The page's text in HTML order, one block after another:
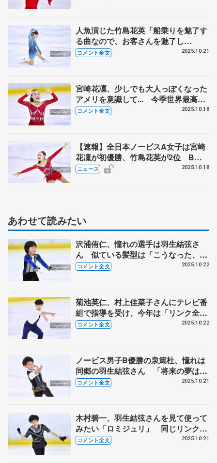
人魚演じた竹島花英「船乗りを魅了す
る曲なので、お客さんを魅了し
て…」 全日本ジュニアでは完璧な演
コメント全文 2025.10.21
宮崎花凜、少しでも大人っぽくなった
アメリを意識して... 今季世界最高得
点の先輩中井亜美に「自分も続くぞっ
コメント全文 2025.10.18
【速報】全日本ノービスA女子は宮崎
花凜が初優勝、竹島花英が2位 B女
子は近藤尚生が初V、アイスダンスは
ニュース 2025.10.18
あわせて読みたい
沢浦侑仁、憧れの選手は羽生結弦さ
ん 似ている髪型は「こうなった、自
然と」 【全日本ノービス選手権B男
コメント全文 2025.10.22
菊池英仁、村上佳菜子さんにテレビ番
組で指導を受け、今年は「リンク全体
を使えた」 【全日本ノービス選手権
コメント全文 2025.10.22
ノービス男子B優勝の泉篤杜、憧れは
同郷の羽生結弦さん 「将来の夢はオ
リンピックに出て…」 【全日本ノー
コメント全文 2025.10.21
木村碧一、羽生結弦さんを見て使って
みたい「ロミジュリ」 同じリンクの
佐藤駿や大島光翔「すごいなと思いな
コメント全文 2025.10.21